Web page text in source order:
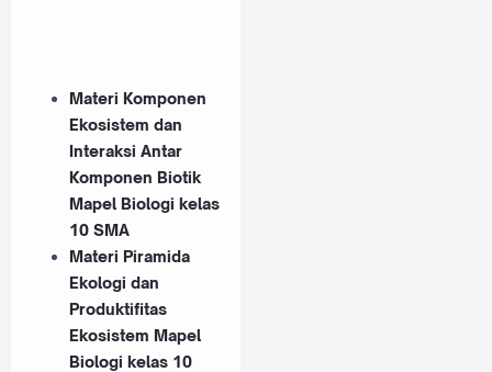
Materi Komponen
Ekosistem dan
Interaksi Antar
Komponen Biotik
Mapel Biologi kelas
10 SMA
Materi Piramida
Ekologi dan
Produktifitas
Ekosistem Mapel
Biologi kelas 10